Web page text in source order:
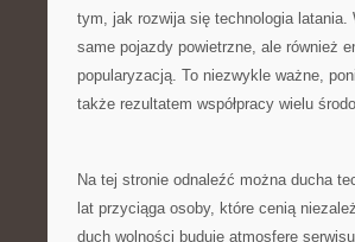
tym, jak rozwija się technologia
same pojazdy powietrzne, ale również
popularyzacją. To niezwykle ważne,
także rezultatem współpracy wielu
Na tej stronie odnaleźć można ducha
lat przyciąga osoby, które cenią
duch wolności buduje atmosferę